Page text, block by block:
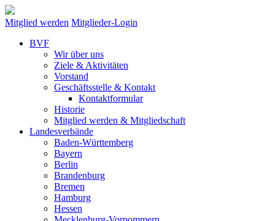
Mitglied werden Mitglieder-Login
BVF
Wir über uns
Ziele & Aktivitäten
Vorstand
Geschäftsstelle & Kontakt
Kontaktformular
Historie
Mitglied werden & Mitgliedschaft
Landesverbände
Baden-Württemberg
Bayern
Berlin
Brandenburg
Bremen
Hamburg
Hessen